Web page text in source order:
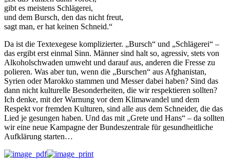
gibt es meistens Schlägerei,
und dem Bursch, den das nicht freut,
sagt man, er hat keinen Schneid.“
Da ist die Textexegese komplizierter. „Bursch“ und „Schlägerei“ –
das ergibt erst einmal Sinn. Männer sind halt so, agressiv, stets von
Alkoholschwaden umweht und darauf aus, anderen die Fresse zu
polieren. Was aber tun, wenn die „Burschen“ aus Afghanistan,
Syrien oder Marokko stammen und Messer dabei haben? Sind das
dann nicht kulturelle Besonderheiten, die wir respektieren sollten?
Ich denke, mit der Warnung vor dem Klimawandel und dem
Respekt vor fremden Kulturen, sind alle aus dem Schneider, die das
Lied je gesungen haben. Und das mit „Grete und Hans“ – da sollten
wir eine neue Kampagne der Bundeszentrale für gesundheitliche
Aufklärung starten…